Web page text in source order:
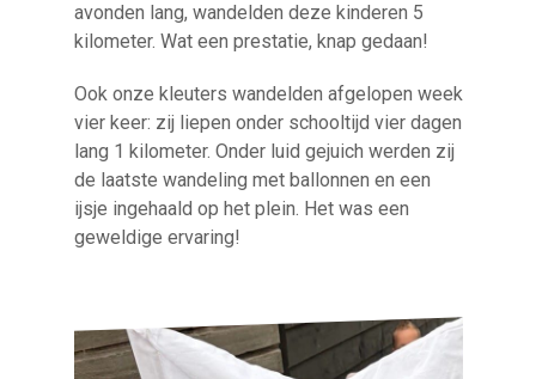
avonden lang, wandelden deze kinderen 5
kilometer. Wat een prestatie, knap gedaan!
Ook onze kleuters wandelden afgelopen week
vier keer: zij liepen onder schooltijd vier dagen
lang 1 kilometer. Onder luid gejuich werden zij
de laatste wandeling met ballonnen en een
ijsje ingehaald op het plein. Het was een
geweldige ervaring!